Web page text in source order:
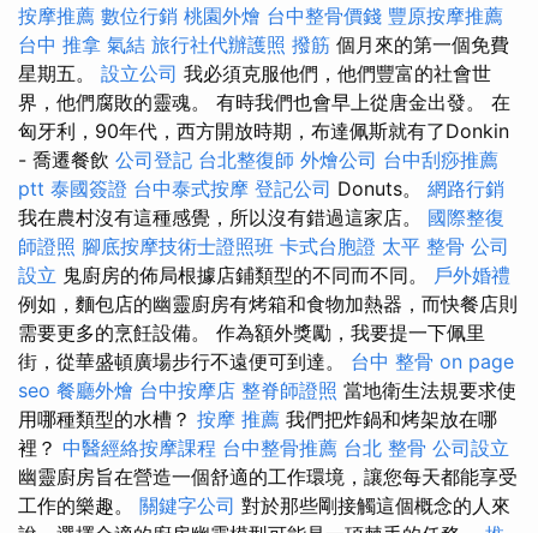
按摩推薦 數位行銷 桃園外燴 台中整骨價錢 豐原按摩推薦
台中 推拿 氣結 旅行社代辦護照 撥筋 個月來的第一個免費
星期五。 設立公司 我必須克服他們，他們豐富的社會世
界，他們腐敗的靈魂。 有時我們也會早上從唐金出發。 在
匈牙利，90年代，西方開放時期，布達佩斯就有了Donkin
- 喬遷餐飲 公司登記 台北整復師 外燴公司 台中刮痧推薦
ptt 泰國簽證 台中泰式按摩 登記公司 Donuts。 網路行銷
我在農村沒有這種感覺，所以沒有錯過這家店。 國際整復
師證照 腳底按摩技術士證照班 卡式台胞證 太平 整骨 公司
設立 鬼廚房的佈局根據店鋪類型的不同而不同。 戶外婚禮
例如，麵包店的幽靈廚房有烤箱和食物加熱器，而快餐店則
需要更多的烹飪設備。 作為額外獎勵，我要提一下佩里
街，從華盛頓廣場步行不遠便可到達。 台中 整骨 on page
seo 餐廳外燴 台中按摩店 整脊師證照 當地衛生法規要求使
用哪種類型的水槽？ 按摩 推薦 我們把炸鍋和烤架放在哪
裡？ 中醫經絡按摩課程 台中整骨推薦 台北 整骨 公司設立
幽靈廚房旨在營造一個舒適的工作環境，讓您每天都能享受
工作的樂趣。 關鍵字公司 對於那些剛接觸這個概念的人來